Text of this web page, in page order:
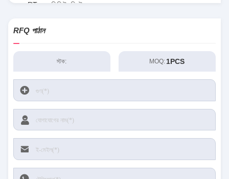
RT৮০৭৭জিকিউডব্লিউ
RFQ পাঠান
স্টক: MOQ: 1PCS